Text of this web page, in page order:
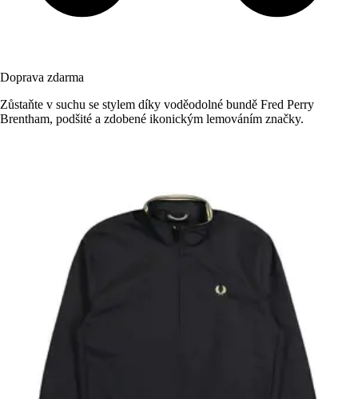
Doprava zdarma
Zůstaňte v suchu se stylem díky voděodolné bundě Fred Perry
Brentham, podšité a zdobené ikonickým lemováním značky.